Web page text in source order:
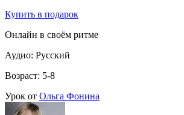
Купить в подарок
Онлайн в своём ритме
Аудио: Русский
Возраст: 5-8
Урок от Ольга Фонина